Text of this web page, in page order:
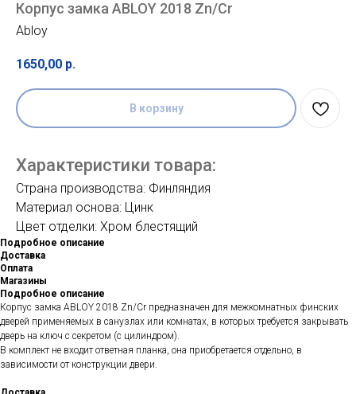
Корпус замка ABLOY 2018 Zn/Cr
Abloy
1650,00 р.
В корзину
Характеристики товара:
Страна производства: Финляндия
Материал основа: Цинк
Цвет отделки: Хром блестящий
Подробное описание
Доставка
Оплата
Магазины
Подробное описание
Корпус замка ABLOY 2018 Zn/Cr предназначен для межкомнатных финских
дверей применяемых в санузлах или комнатах, в которых требуется закрывать
дверь на ключ с секретом (с цилиндром).
В комплект не входит ответная планка, она приобретается отдельно, в
зависимости от конструкции двери.